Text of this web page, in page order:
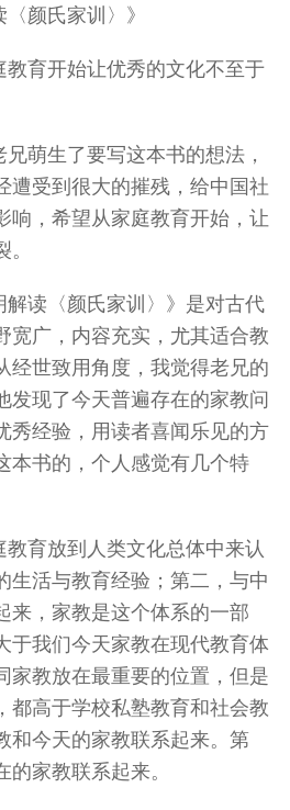
颜氏家训〉》
育开始让优秀的文化不至于
生了要写这本书的想法，
遭受到很大的摧残，给中国社
响，希望从家庭教育开始，让
读〈颜氏家训〉》是对古代
宽广，内容充实，尤其适合教
经世致用角度，我觉得老兄的
发现了今天普遍存在的家教问
秀经验，用读者喜闻乐见的方
本书的，个人感觉有几个特
育放到人类文化总体中来认
生活与教育经验；第二，与中
来，家教是这个体系的一部
于我们今天家教在现代教育体
家教放在最重要的位置，但是
都高于学校私塾教育和社会教
和今天的家教联系起来。第
家教联系起来。